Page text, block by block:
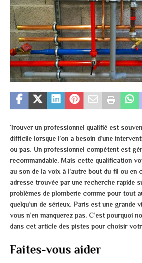
Trouver un professionnel qualifié est
difficile lorsque l’on a besoin d’une
ou pas. Un professionnel compétent est
recommandable. Mais cette qualification
au son de la voix à l’autre bout du fil ou en
adresse trouvée par une recherche rapide
problèmes de plomberie comme pour tout
quelqu’un de sérieux. Paris est une grande
vous n’en manquerez pas. C’est pourquoi
dans cet article des pistes pour choisir
Faites-vous aider